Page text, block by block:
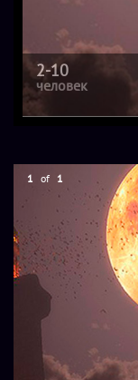
2-10
человек
1 of 1